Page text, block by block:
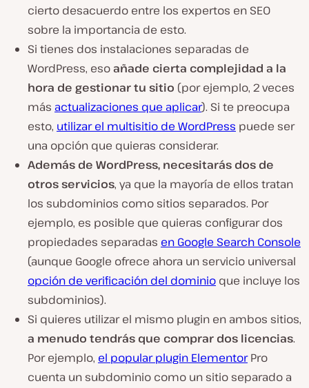
cierto desacuerdo entre los expertos en SEO
sobre la importancia de esto.
Si tienes dos instalaciones separadas de
WordPress, esoañade cierta complejidad a la
hora de gestionar tu sitio (por ejemplo, 2 veces
más actualizaciones que aplicar). Si te preocupa
esto, utilizar el multisitio de WordPress puede ser
una opción que quieras considerar.
Además de WordPress, necesitarás dos de
otros servicios, ya que la mayoría de ellos tratan
los subdominios como sitios separados. Por
ejemplo, es posible que quieras configurar dos
propiedades separadas en Google Search Console
(aunque Google ofrece ahora un servicio universal
opción de verificación del dominio que incluye los
subdominios).
Si quieres utilizar el mismo plugin en ambos sitios,
a menudo tendrás que comprar dos licencias.
Por ejemplo, el popular plugin ElementorPro
cuenta un subdominio como un sitio separado a